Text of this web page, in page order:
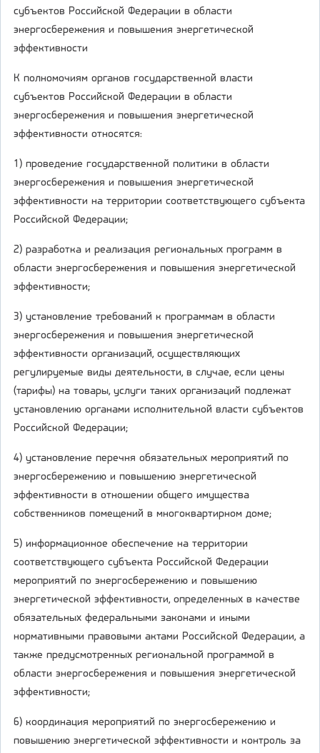
субъектов Российской Федерации в области
энергосбережения и повышения энергетической
эффективности
К полномочиям органов государственной власти
субъектов Российской Федерации в области
энергосбережения и повышения энергетической
эффективности относятся:
1) проведение государственной политики в области
энергосбережения и повышения энергетической
эффективности на территории соответствующего субъекта
Российской Федерации;
2) разработка и реализация региональных программ в
области энергосбережения и повышения энергетической
эффективности;
3) установление требований к программам в области
энергосбережения и повышения энергетической
эффективности организаций, осуществляющих
регулируемые виды деятельности, в случае, если цены
(тарифы) на товары, услуги таких организаций подлежат
установлению органами исполнительной власти субъектов
Российской Федерации;
4) установление перечня обязательных мероприятий по
энергосбережению и повышению энергетической
эффективности в отношении общего имущества
собственников помещений в многоквартирном доме;
5) информационное обеспечение на территории
соответствующего субъекта Российской Федерации
мероприятий по энергосбережению и повышению
энергетической эффективности, определенных в качестве
обязательных федеральными законами и иными
нормативными правовыми актами Российской Федерации, а
также предусмотренных региональной программой в
области энергосбережения и повышения энергетической
эффективности;
6) координация мероприятий по энергосбережению и
повышению энергетической эффективности и контроль за